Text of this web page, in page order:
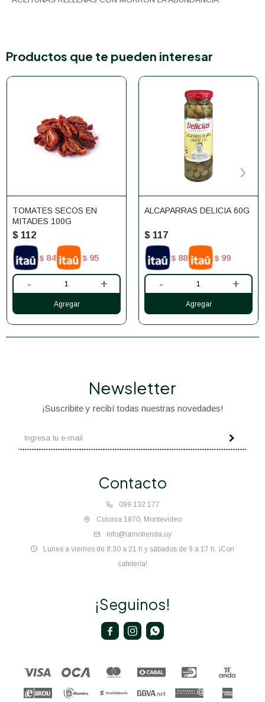
Productos que te pueden interesar
TOMATES SECOS EN
MITADES 100G
$ 112
$ 84 $ 95
- +
ALCAPARRAS DELICIA 60G
$ 117
$ 88 $ 99
- +
Contacto
099 132 177
Colonia 1870, Montevideo
info@lamolienda.uy
Lunes a viernes de 8:30 a 21 h y sábados de 9 a 17 h. ¡Con
cafetería!
Newsletter
¡Suscribite y recibí todas nuestras novedades!
¡Seguinos!
  